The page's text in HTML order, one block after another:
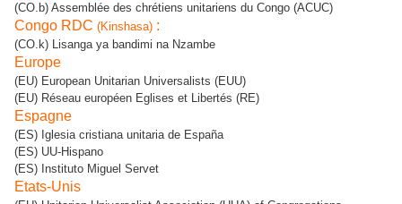
(CO.b) Assemblée des chrétiens unitariens du Congo (ACUC)
Congo RDC (Kinshasa) :
(CO.k) Lisanga ya bandimi na Nzambe
Europe
(EU) European Unitarian Universalists (EUU)
(EU) Réseau européen Eglises et Libertés (RE)
Espagne
(ES) Iglesia cristiana unitaria de España
(ES) UU-Hispano
(ES) Instituto Miguel Servet
Etats-Unis